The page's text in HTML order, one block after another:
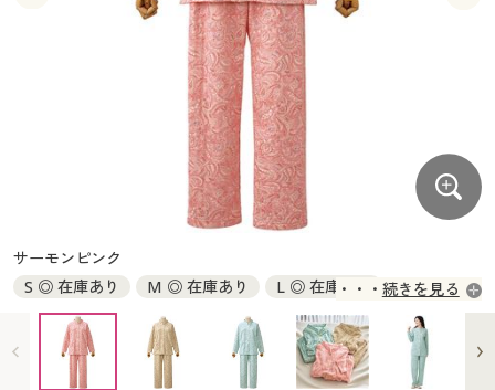
カーテン・ラグ・ファブリック
ジュニア・ティーンズ下着
大きいサイズ通販すべて
大きいサイズ レディース服
大きいサイズ レディース下着
大きいサイズ 事務・制服
カタログ・チラシからのご注文
デジタルカタログ
カタログ無料プレゼント
ジュニア・ティーンズ下着
大きいサイズ レディース服
大きいサイズ レディース下着
大きいサイズ 事務・制服
バーゲンセール
カタログ・チラシからのご注文
カタログ無料プレゼント
会員メニュー
サーモンピンク
S ◎ 在庫あり
M ◎ 在庫あり
L ◎ 在庫あり
LL ◎ 在庫あり
3L ◎ 在庫あり
続きを見る